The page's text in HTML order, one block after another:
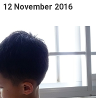
12 November 2016